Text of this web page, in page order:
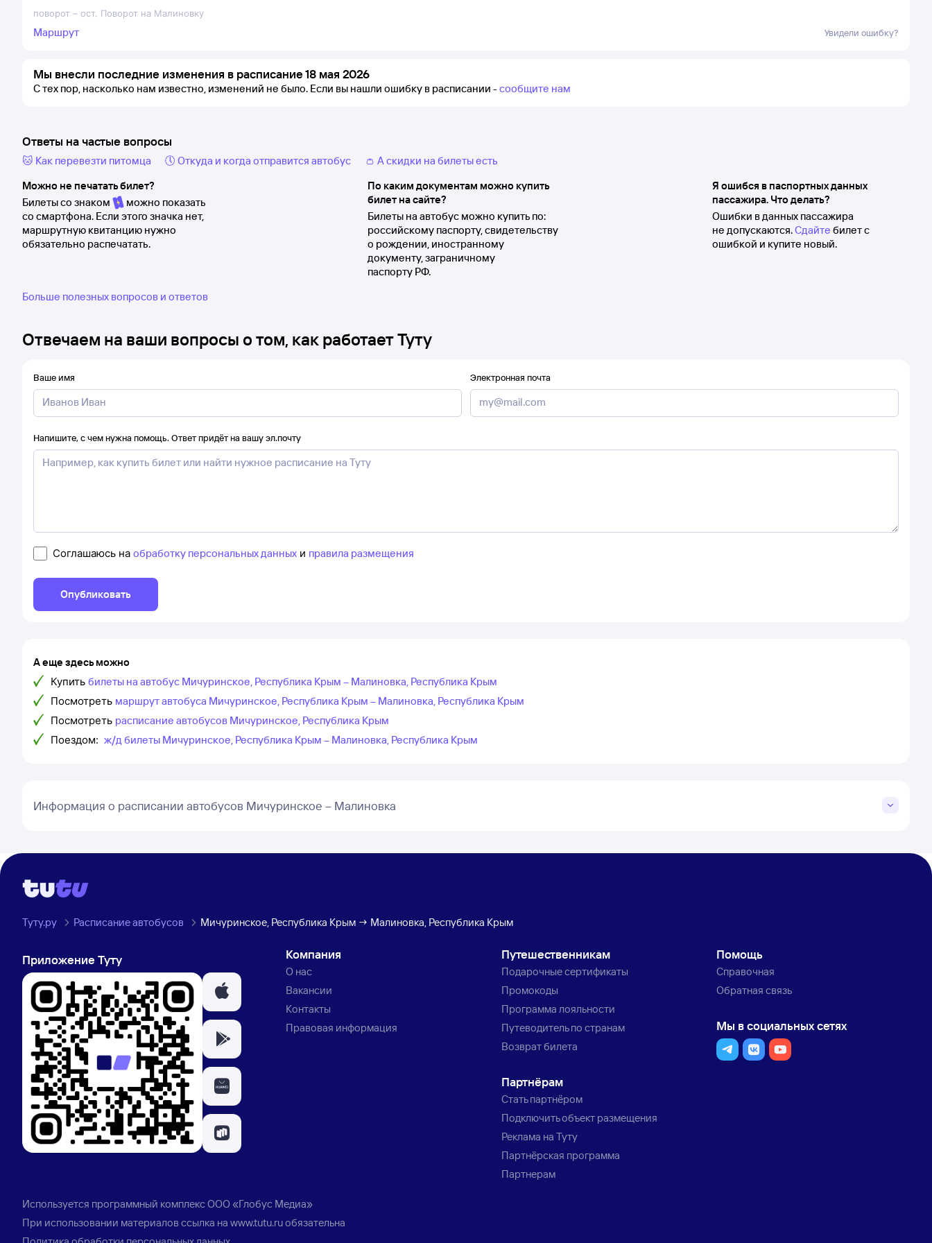
поворот – ост. Поворот на Малиновку
Маршрут Увидели ошибку?
Мы внесли последние изменения в расписание 18 мая 2026
С тех пор, насколько нам известно, изменений не было. Если вы нашли ошибку в расписании -сообщите нам
Ответы на частые вопросы
🐱 Как перевезти питомца 🕔 Откуда и когда отправится автобус
👛 А скидки на билеты есть
Можно не печатать билет?
Билеты со знаком
можно показать
со смартфона. Если этого значка нет,
маршрутную квитанцию нужно
обязательно распечатать.
По каким документам можно купить
билет на сайте?
Билеты на автобус можно купить по:
российскому паспорту, свидетельству
о рождении, иностранному
документу, заграничному
паспорту РФ.
Я ошибся в паспортных данных
пассажира. Что делать?
Ошибки в данных пассажира
не допускаются.Сдайте билет с
ошибкой и купите новый.
Больше полезных вопросов и ответов
Отвечаем на ваши вопросы о том, как работает Туту
Ваше имя Электронная почта
Напишите, с чем нужна помощь. Ответ придёт на вашу эл.почту
Соглашаюсь на обработку персональных данных и правила размещения
Опубликовать
А еще здесь можно
Купить билеты на автобус Мичуринское, Республика Крым – Малиновка, Республика Крым
Посмотреть маршрут автобуса Мичуринское, Республика Крым – Малиновка, Республика Крым
Посмотреть расписание автобусов Мичуринское, Республика Крым
Поездом: ж/д билеты Мичуринское, Республика Крым – Малиновка, Республика Крым
Информация о расписании автобусов Мичуринское – Малиновка
Туту.ру Расписание автобусов Мичуринское, Республика Крым → Малиновка, Республика Крым
Приложение Туту Компания
О нас
Вакансии
Контакты
Правовая информация
Путешественникам
Подарочные сертификаты
Промокоды
Программа лояльности
Путеводитель по странам
Возврат билета
Партнёрам
Стать партнёром
Подключить объект размещения
Реклама на Туту
Партнёрская программа
Партнерам
Помощь
Справочная
Обратная связь
Мы в социальных сетях
Используется программный комплексООО «Глобус Медиа»
При использовании материалов ссылка на www.tutu.ruобязательна